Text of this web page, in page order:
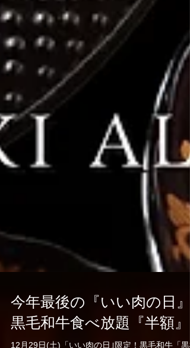
今年最後の『いい肉の日』
黒毛和牛食べ放題『半額』